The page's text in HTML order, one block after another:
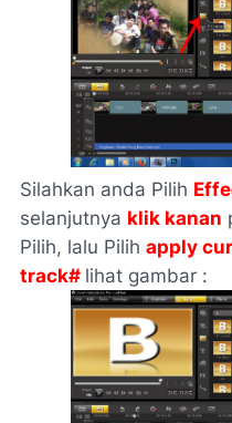
Silahkan anda Pilih
selanjutnya klik kanan
Pilih, lalu Pilih apply
track# lihat gambar :